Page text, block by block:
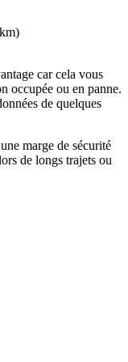
car cela vous
occupée ou en panne.
de quelques
marge de sécurité
de longs trajets ou